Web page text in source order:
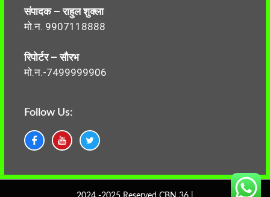
संपादक – राहुल शुक्ला
मो.न. 9907118888
रिपोर्टर – सौरभ
मो.न.-7499999906
Follow Us: